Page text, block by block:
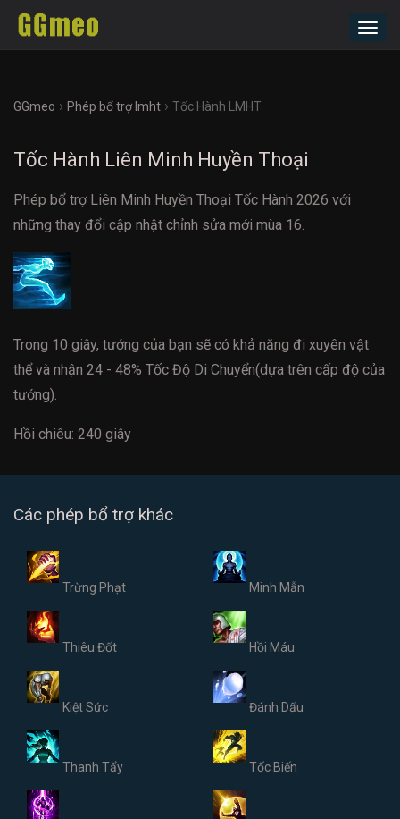
GGmeo › Phép bổ trợ lmht › Tốc Hành LMHT
Tốc Hành Liên Minh Huyền Thoại
Phép bổ trợ Liên Minh Huyền Thoại Tốc Hành 2026 với
những thay đổi cập nhật chỉnh sửa mới mùa 16.
Trong 10 giây, tướng của bạn sẽ có khả năng đi xuyên vật
thể và nhận 24 - 48% Tốc Độ Di Chuyển(dựa trên cấp độ của
tướng).
Hồi chiêu: 240 giây
Các phép bổ trợ khác
Trừng Phạt Minh Mẫn
Thiêu Đốt Hồi Máu
Kiệt Sức Đánh Dấu
Thanh Tẩy Tốc Biến